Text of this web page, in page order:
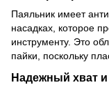
Паяльник имеет
насадках, которое
инструменту. Это
пайки, поскольку
Надежный хват